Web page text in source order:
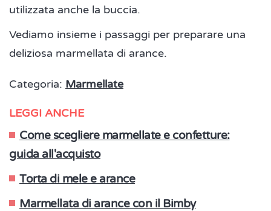
utilizzata anche la buccia.
Vediamo insieme i passaggi per preparare una
deliziosa marmellata di arance.
Categoria: Marmellate
LEGGI ANCHE
Come scegliere marmellate e confetture:
guida all'acquisto
Torta di mele e arance
Marmellata di arance con il Bimby